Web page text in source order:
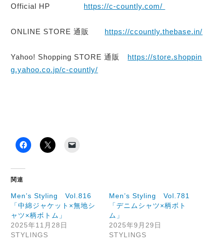
Official HP https://c-countly.com/
ONLINE STORE 通販 https://ccountly.thebase.in/
Yahoo! Shopping STORE 通販 https://store.shoppin
g.yahoo.co.jp/c-countly/
関連
Men’s Styling Vol.816
「中綿ジャケット×無地シ
ャツ×柄ボトム」
2025年11月28日
STYLINGS
Men’s Styling Vol.781
「デニムシャツ×柄ボト
ム」
2025年9月29日
STYLINGS